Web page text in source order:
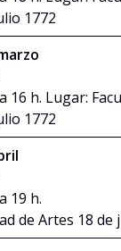
1772
16 h. Lugar:
1772
19 h.
de Artes 18 de